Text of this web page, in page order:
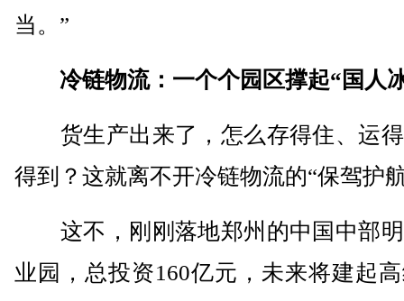
当。”
冷链物流：一个个园区撑起“国人
货生产出来了，怎么存得住、运
得到？这就离不开冷链物流的“保驾护
这不，刚刚落地郑州的中国中部
业园，总投资160亿元，未来将建起